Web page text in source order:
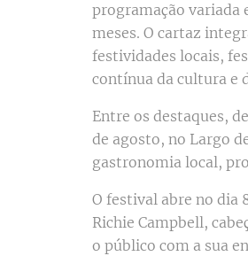
programação variada
meses. O cartaz
festividades locais,
contínua da cultura e
Entre os destaques,
de agosto, no Largo
gastronomia local,
O festival abre no dia
Richie Campbell,
o público com a sua